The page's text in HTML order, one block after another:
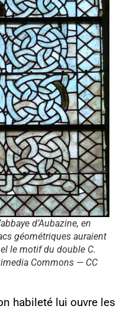
d’Aubazine, en
géométriques auraient
le motif du double C.
Commons — CC
habileté lui ouvre les